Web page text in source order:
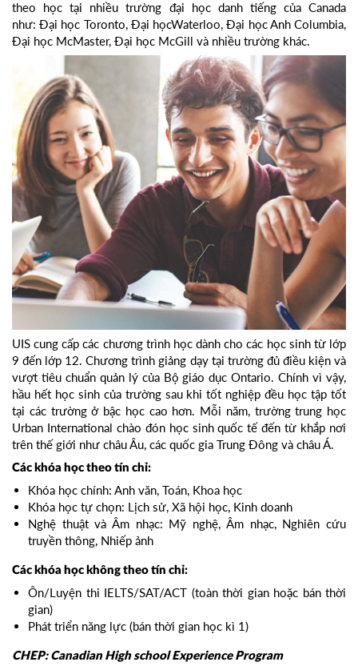
theo học tại nhiều trường đại học danh tiếng của Canada
như: Đại học Toronto, Đại họcWaterloo, Đại học Anh Columbia,
Đại học McMaster, Đại học McGill và nhiều trường khác.
UIS cung cấp các chương trình học dành cho các học sinh từ lớp
9 đến lớp 12. Chương trình giảng dạy tại trường đủ điều kiện và
vượt tiêu chuẩn quản lý của Bộ giáo dục Ontario. Chính vì vậy,
hầu hết học sinh của trường sau khi tốt nghiệp đều học tập tốt
tại các trường ở bậc học cao hơn. Mỗi năm, trường trung học
Urban International chào đón học sinh quốc tế đến từ khắp nơi
trên thế giới như châu Âu, các quốc gia Trung Đông và châu Á.
Các khóa học theo tín chỉ:
Khóa học chính: Anh văn, Toán, Khoa học
Khóa học tự chọn: Lịch sử, Xã hội học, Kinh doanh
Nghệ thuật và Âm nhạc: Mỹ nghệ, Âm nhạc, Nghiên cứu
truyền thông, Nhiếp ảnh
Các khóa học không theo tín chỉ:
Ôn/Luyện thi IELTS/SAT/ACT (toàn thời gian hoặc bán thời
gian)
Phát triển năng lực (bán thời gian học kì 1)
CHEP: Canadian High school Experience Program